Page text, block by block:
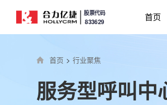
股票代码
833629 首页
首页 > 行业聚焦
服务型呼叫中